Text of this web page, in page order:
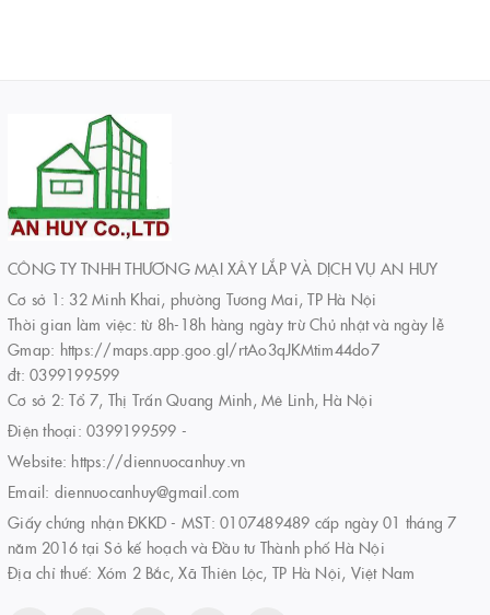
CÔNG TY TNHH THƯƠNG MẠI XÂY LẮP VÀ DỊCH VỤ AN HUY
Cơ sở 1: 32 Minh Khai, phường Tương Mai, TP Hà Nội
Thời gian làm việc: từ 8h-18h hàng ngày trừ Chủ nhật và ngày lễ
Gmap: https://maps.app.goo.gl/rtAo3qJKMtim44do7
đt: 0399199599
Cơ sở 2: Tổ 7, Thị Trấn Quang Minh, Mê Linh, Hà Nội
Điện thoại: 0399199599 -
Website: https://diennuocanhuy.vn
Email: diennuocanhuy@gmail.com
Giấy chứng nhận ĐKKD - MST: 0107489489 cấp ngày 01 tháng 7
năm 2016 tại Sở kế hoạch và Đầu tư Thành phố Hà Nội
Địa chỉ thuế: Xóm 2 Bắc, Xã Thiên Lộc, TP Hà Nội, Việt Nam